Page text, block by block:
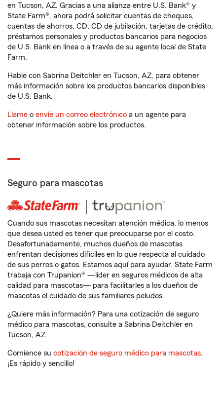
en Tucson, AZ. Gracias a una alianza entre U.S. Bank® y
State Farm®, ahora podrá solicitar cuentas de cheques,
cuentas de ahorros, CD, CD de jubilación, tarjetas de crédito,
préstamos personales y productos bancarios para negocios
de U.S. Bank en línea o a través de su agente local de State
Farm.
Hable con Sabrina Deitchler en Tucson, AZ, para obtener
más información sobre los productos bancarios disponibles
de U.S. Bank.
Llame o envíe un correo electrónico a un agente para
obtener información sobre los productos.
Seguro para mascotas
Cuando sus mascotas necesitan atención médica, lo menos
que desea usted es tener que preocuparse por el costo.
Desafortunadamente, muchos dueños de mascotas
enfrentan decisiones difíciles en lo que respecta al cuidado
de sus perros o gatos. Estamos aquí para ayudar. State Farm
trabaja con Trupanion® —líder en seguros médicos de alta
calidad para mascotas— para facilitarles a los dueños de
mascotas el cuidado de sus familiares peludos.
¿Quiere más información? Para una cotización de seguro
médico para mascotas, consulte a Sabrina Deitchler en
Tucson, AZ.
Comience su cotización de seguro médico para mascotas.
¡Es rápido y sencillo!